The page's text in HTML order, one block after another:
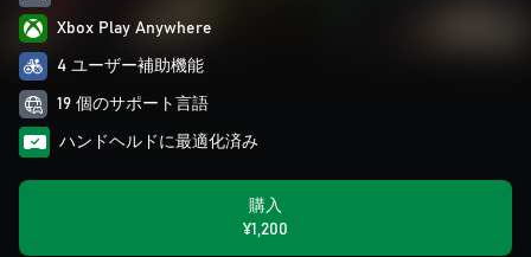
Xbox Play Anywhere
4 ユーザー補助機能
19 個のサポート言語
ハンドヘルドに最適化済み
購入
¥1,200